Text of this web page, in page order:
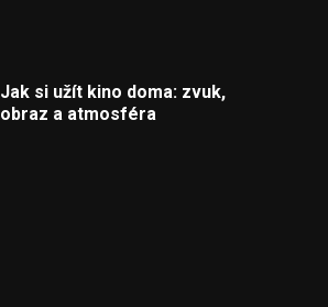
Jak si užít kino doma: zvuk,
obraz a atmosféra